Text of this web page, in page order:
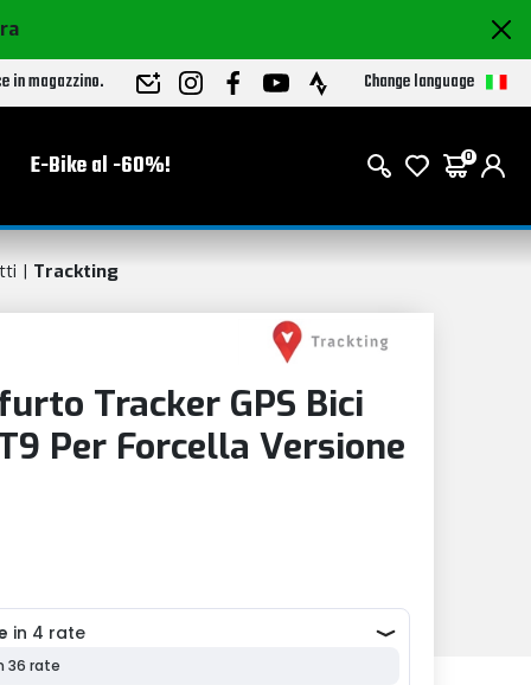
in magazzino. Change language
E-Bike al -60%! 0
Tracker GPS Bici
Per Forcella Versione
Trackting